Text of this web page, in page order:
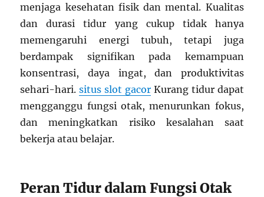
menjaga kesehatan fisik dan mental. Kualitas
dan durasi tidur yang cukup tidak hanya
memengaruhi energi tubuh, tetapi juga
berdampak signifikan pada kemampuan
konsentrasi, daya ingat, dan produktivitas
sehari-hari.situs slot gacor Kurang tidur dapat
mengganggu fungsi otak, menurunkan fokus,
dan meningkatkan risiko kesalahan saat
bekerja atau belajar.
Peran Tidur dalam Fungsi Otak